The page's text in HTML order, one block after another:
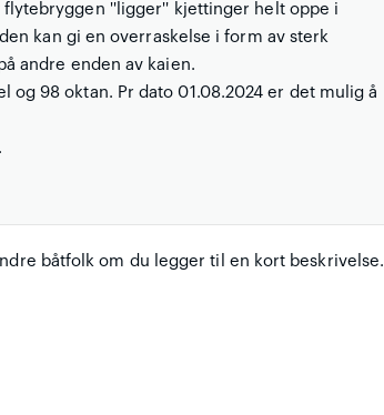
flytebryggen ''ligger'' kjettinger helt oppe i
kan gi en overraskelse i form av sterk
andre enden av kaien.
98 oktan. Pr dato 01.08.2024 er det mulig å
båtfolk om du legger til en kort beskrivelse.